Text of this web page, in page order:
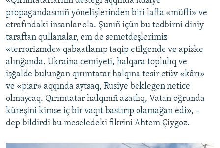
propagandasınıñ yönelişlerinden biri lafta «müfti» ve
etrafındaki insanlar ola. Şunıñ içün bu tedbirni diniy
taraftan qullanalar, em de semetdeşlerimiz
«terrorizmde» qabaatlanıp taqip etilgende ve apiske
alınğanda. Ukraina cemiyeti, halqara toplulıq ve
işğalde bulunğan qırımtatar halqına tesir etüv «kârı»
ve «piar» aqqında aytsaq, Rusiye beklegen netice
olmaycaq. Qırımtatar halqınıñ azatlıq, Vatan oğrunda
küreşini kimse iç bir vaqıt bastırıp olamağan edi», –
dep bildirdi bu meseledeki fikrini Ahtem Çiygoz.